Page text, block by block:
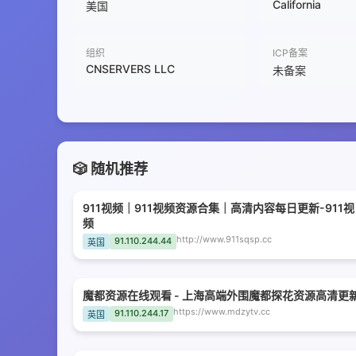
美国 California
组织
CNSERVERS LLC
ICP备案
未备案
🎲 随机推荐
911视频｜911视频资源合集｜高清内容每日更新-911视
频
英国 91.110.244.44 http://www.911sqsp.cc
魔都资源在线观看 - 上海高端外围魔都探花资源高清更
英国 91.110.244.17 https://www.mdzytv.cc